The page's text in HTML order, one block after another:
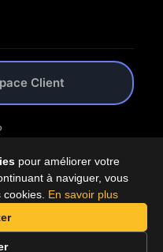
pour améliorer votre
à naviguer, vous
En savoir plus
Client
réservés.